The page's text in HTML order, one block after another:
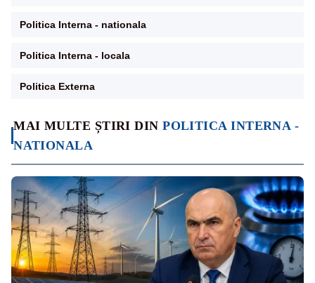
MAI MULTE ȘTIRI DINPOLITICA INTERNA -
NATIONALA
Politica Interna - nationala
Politica Interna - locala
Politica Externa